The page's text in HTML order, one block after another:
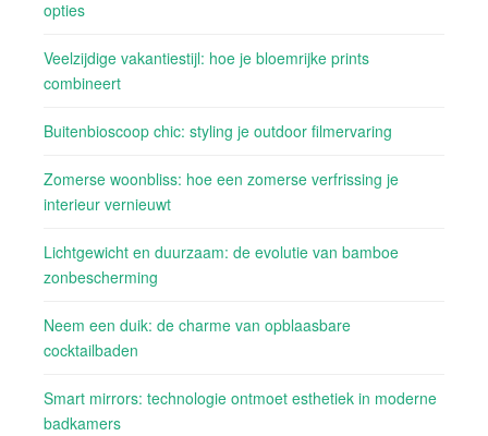
opties
Veelzijdige vakantiestijl: hoe je bloemrijke prints
combineert
Buitenbioscoop chic: styling je outdoor filmervaring
Zomerse woonbliss: hoe een zomerse verfrissing je
interieur vernieuwt
Lichtgewicht en duurzaam: de evolutie van bamboe
zonbescherming
Neem een duik: de charme van opblaasbare
cocktailbaden
Smart mirrors: technologie ontmoet esthetiek in moderne
badkamers